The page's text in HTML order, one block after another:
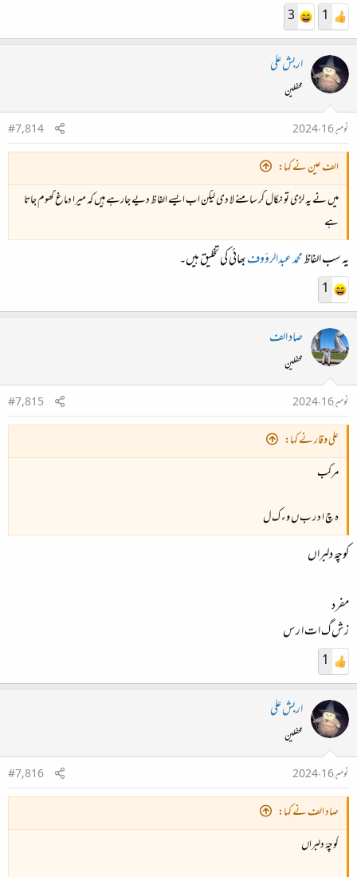
1
3
اربش علی
محفلین
نومبر 16، 2024
#7,814
الف عین نے کہا:
میں نے یہ لڑی تو نکال کر سامنے لا دی لیکن اب ایسے الفاظ دیے جارہے ہیں کہ میرا دماغ گھوم جاتا
ہے
یہ سب الفاظمحمد عبدالرؤوفبھائی کی تخلیق ہیں۔
1
صاد الف
محفلین
نومبر 16، 2024
#7,815
علی وقار نے کہا:
مرکب
ہ چ ا د ر ب ں و ء ک ل
کوچۂ دلبراں
مفرد
ز ش گ ا ت ا ر س
1
اربش علی
محفلین
نومبر 16، 2024
#7,816
صاد الف نے کہا:
کوچۂ دلبراں